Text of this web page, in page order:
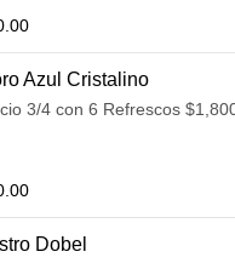
Azul Cristalino
3/4 con 6 Refrescos
Dobel